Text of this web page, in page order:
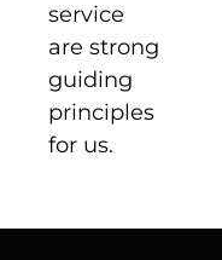
service
are strong
guiding
principles
for us.